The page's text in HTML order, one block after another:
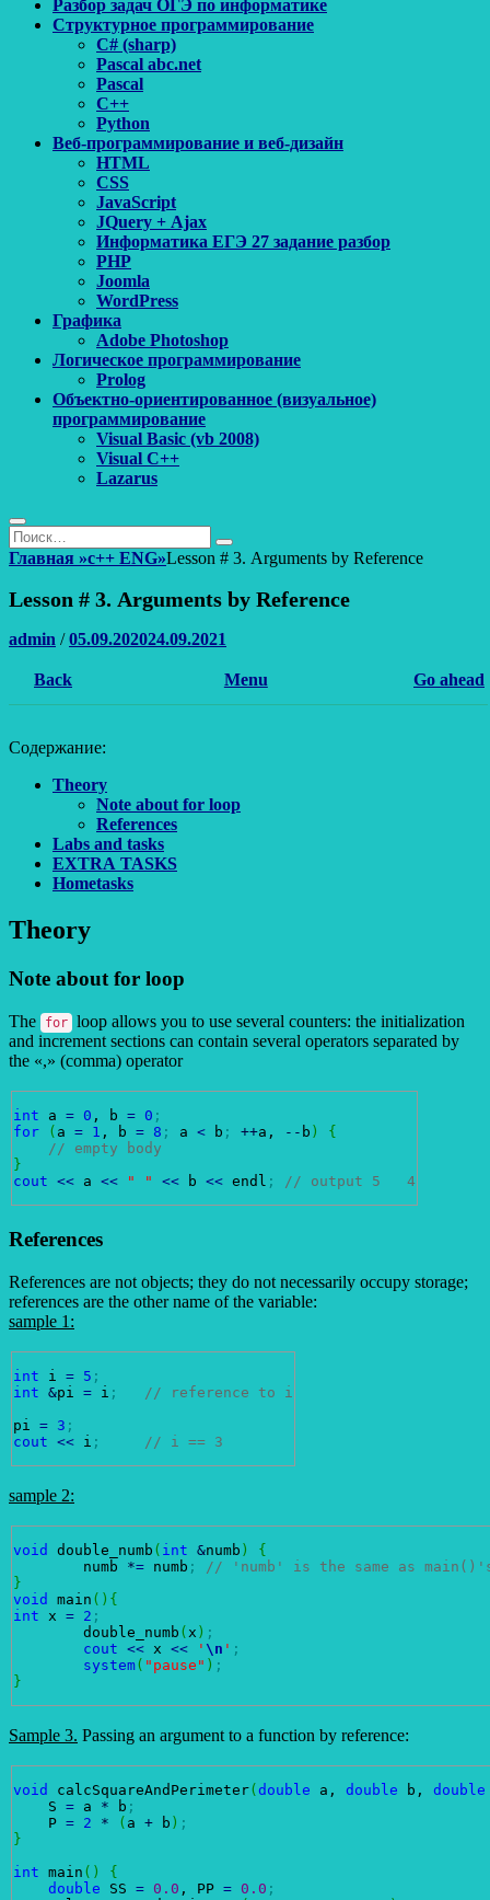
Разбор задач ОГЭ по информатике
Структурное программирование
C# (sharp)
Pascal abc.net
Pascal
С++
Python
Веб-программирование и веб-дизайн
HTML
CSS
JavaScript
JQuery + Ajax
Информатика ЕГЭ 27 задание разбор
PHP
Joomla
WordPress
Графика
Adobe Photoshop
Логическое программирование
Prolog
Объектно-ориентированное (визуальное)
программирование
Visual Basic (vb 2008)
Visual C++
Lazarus
Поиск
Найти:
Поиск
Главная »c++ ENG» Lesson # 3. Arguments by Reference
Lesson # 3. Arguments by Reference
Автор
admin /Опубликовано
05.09.202024.09.2021
Back Menu Go ahead
Содержание:
Theory
Note about for loop
References
Labs and tasks
EXTRA TASKS
Hometasks
Theory
Note about for loop
The for loop allows you to use several counters: the initialization
and increment sections can contain several operators separated by
the «,» (comma) operator
int a = 0 , b = 0 ;
for
( a = 1 , b = 8 ; a < b ; ++a, -- b )
{
// empty body
}
cout << a << " " << b << endl ; // output 5   4
References
References are not objects; they do not necessarily occupy storage;
references are the other name of the variable:
sample 1:
int i = 5 ;
int &pi = i ;
// reference to i
pi = 3 ;
cout << i ; // i == 3
sample 2:
void double_numb ( int &numb )
{
	numb
*= numb ;
// 'numb' is the same as
}
void
main ( ) {
int x = 2 ;
	double_numb
( x ) ;
cout << x << ' \n ' ;
system( "pause" ) ;
}
Sample 3. Passing an argument to a function by reference:
void calcSquareAndPerimeter( double a, double b, double
    S
= a * b ;
    P
= 2 * ( a + b ) ;
}
int main ( )
{
double SS = 0.0 , PP = 0.0 ;